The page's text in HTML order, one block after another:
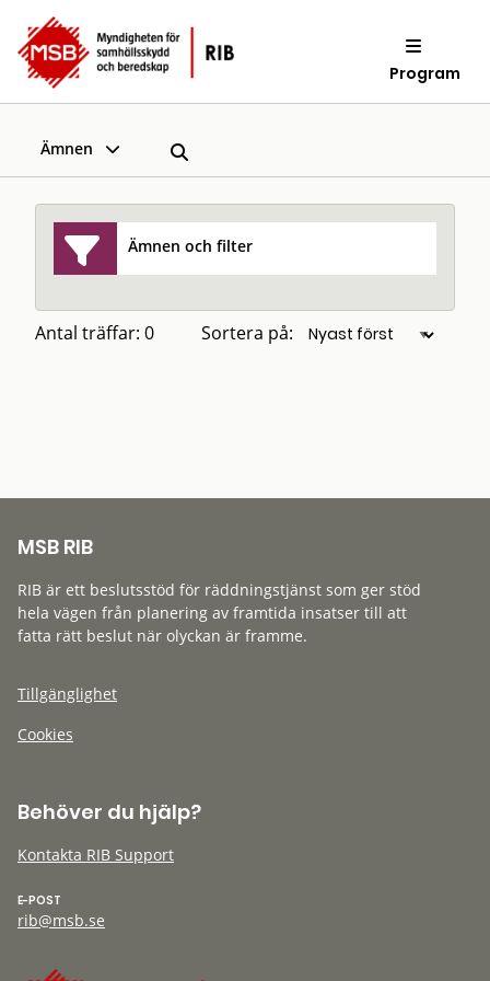
Program
Ämnen
Ämnen och filter
Antal träffar: 0 Sortera på:
MSB RIB
RIB är ett beslutsstöd för räddningstjänst som ger stöd
hela vägen från planering av framtida insatser till att
fatta rätt beslut när olyckan är framme.
Tillgänglighet
Cookies
Behöver du hjälp?
Kontakta RIB Support
E-POST
rib@msb.se